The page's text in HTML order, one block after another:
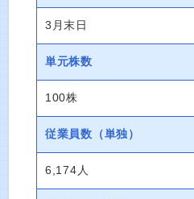
3月末日
単元株数
100株
従業員数 （単独）
6,174人